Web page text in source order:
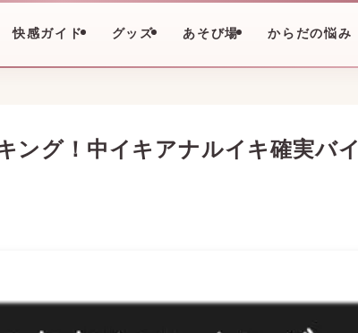
快感ガイド グッズ あそび場 からだの悩み
ング！中イキアナルイキ確実バイ